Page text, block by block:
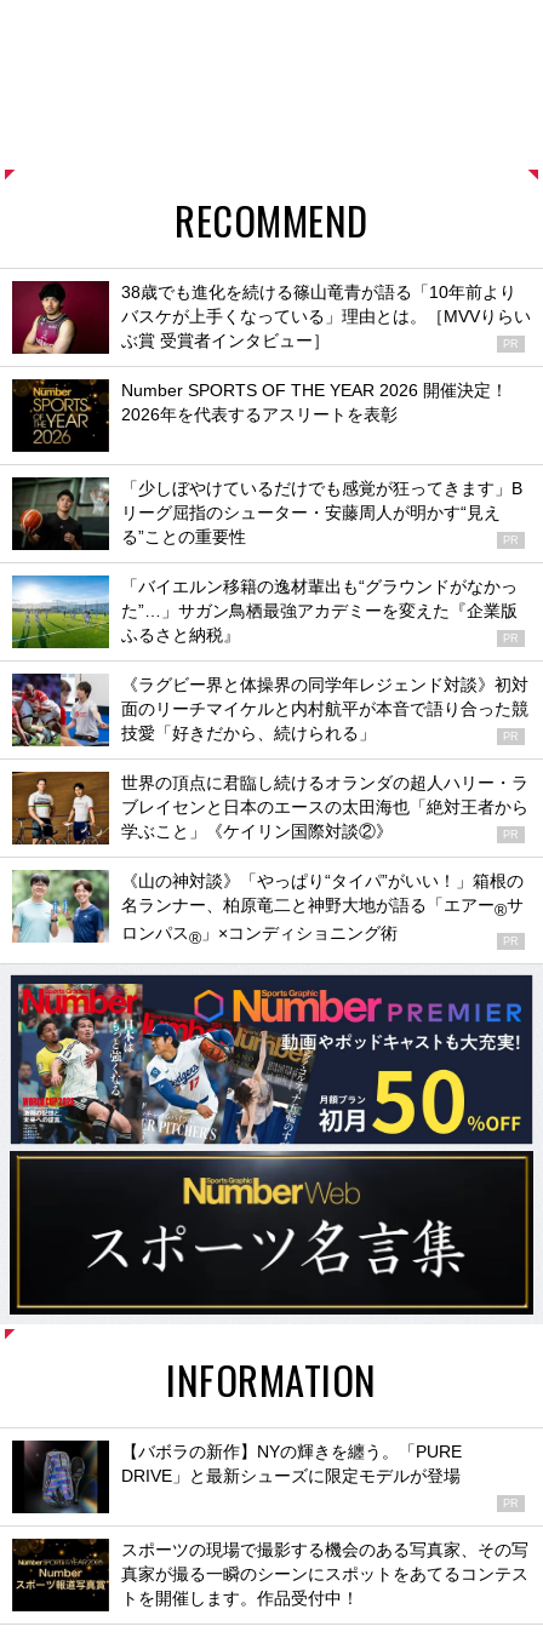
RECOMMEND
38歳でも進化を続ける篠山竜青が語る「10年前より
バスケが上手くなっている」理由とは。［MVVりらい
ぶ賞 受賞者インタビュー］
PR
Number SPORTS OF THE YEAR 2026 開催決定！
2026年を代表するアスリートを表彰
「少しぼやけているだけでも感覚が狂ってきます」B
リーグ屈指のシューター・安藤周人が明かす“見え
る”ことの重要性
PR
「バイエルン移籍の逸材輩出も“グラウンドがなかっ
た”…」サガン鳥栖最強アカデミーを変えた『企業版
ふるさと納税』
PR
《ラグビー界と体操界の同学年レジェンド対談》初対
面のリーチマイケルと内村航平が本音で語り合った競
技愛「好きだから、続けられる」
PR
世界の頂点に君臨し続けるオランダの超人ハリー・ラ
ブレイセンと日本のエースの太田海也「絶対王者から
学ぶこと」《ケイリン国際対談②》
PR
《山の神対談》「やっぱり“タイパ”がいい！」箱根の
名ランナー、柏原竜二と神野大地が語る「エアー®サ
ロンパス® 」×コンディショニング術 PR
INFORMATION
【バボラの新作】NYの輝きを纏う。「PURE
DRIVE」と最新シューズに限定モデルが登場
PR
スポーツの現場で撮影する機会のある写真家、その写
真家が撮る一瞬のシーンにスポットをあてるコンテス
トを開催します。作品受付中！